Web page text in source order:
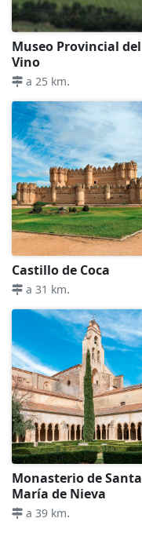
Museo Provincial del
Vino
a 25 km.
Castillo de Coca
a 31 km.
Monasterio de Santa
María de Nieva
a 39 km.